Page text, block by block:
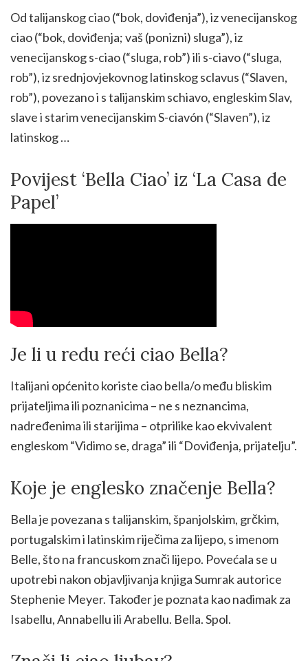
Od talijanskog ciao (“bok, doviđenja”), iz venecijanskog
ciao (“bok, doviđenja; vaš (ponizni) sluga”), iz
venecijanskog s-ciao (“sluga, rob”) ili s-ciavo (“sluga,
rob”), iz srednjovjekovnog latinskog sclavus (“Slaven,
rob”), povezano i s talijanskim schiavo, engleskim Slav,
slave i starim venecijanskim S-ciavón (“Slaven”), iz
latinskog …
Povijest ‘Bella Ciao’ iz ‘La Casa de
Papel’
Je li u redu reći ciao Bella?
Italijani općenito koriste ciao bella/o među bliskim
prijateljima ili poznanicima – ne s neznancima,
nadređenima ili starijima – otprilike kao ekvivalent
engleskom “Vidimo se, draga” ili “Doviđenja, prijatelju”.
Koje je englesko značenje Bella?
Bella je povezana s talijanskim, španjolskim, grčkim,
portugalskim i latinskim riječima za lijepo, s imenom
Belle, što na francuskom znači lijepo. Povećala se u
upotrebi nakon objavljivanja knjiga Sumrak autorice
Stephenie Meyer. Također je poznata kao nadimak za
Isabellu, Annabellu ili Arabellu. Bella. Spol.